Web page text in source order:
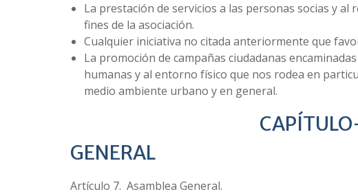
La prestación de servicios a las personas socias y
fines de la asociación.
Cualquier iniciativa no citada anteriormente que
La promoción de campañas ciudadanas
humanas y al entorno físico que nos rodea en
medio ambiente urbano y en general.
CAPÍTULO-
GENERAL
Artículo 7. Asamblea General.